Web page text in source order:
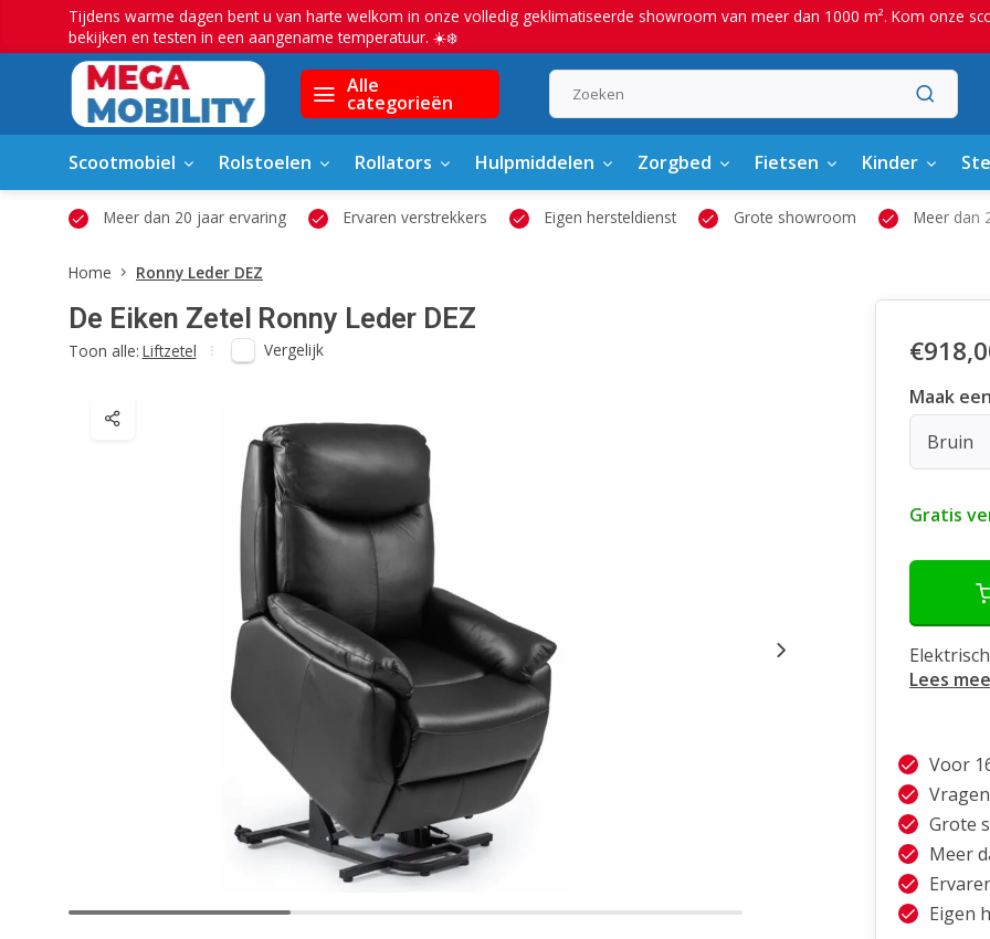
Tijdens warme dagen bent u van harte welkom in onze volledig geklimatiseerde showroom van meer dan 1000 m². Kom onze
bekijken en testen in een aangename temperatuur. ☀️❄️
Alle
categorieën
Scootmobiel Rolstoelen Rollators Hulpmiddelen Zorgbed Fietsen Kinder
Meer dan 20 jaar ervaring Ervaren verstrekkers Eigen hersteldienst Grote showroom Meer dan
Home Ronny Leder DEZ
De Eiken Zetel Ronny Leder DEZ
Toon alle: Liftzetel Vergelijk
Maak
Bruin
Gratis
Lees
Voor
Grote
Meer
Eigen